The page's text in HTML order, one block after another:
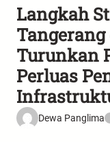
Langkah
Turunkan
Perluas
Dewa Panglima